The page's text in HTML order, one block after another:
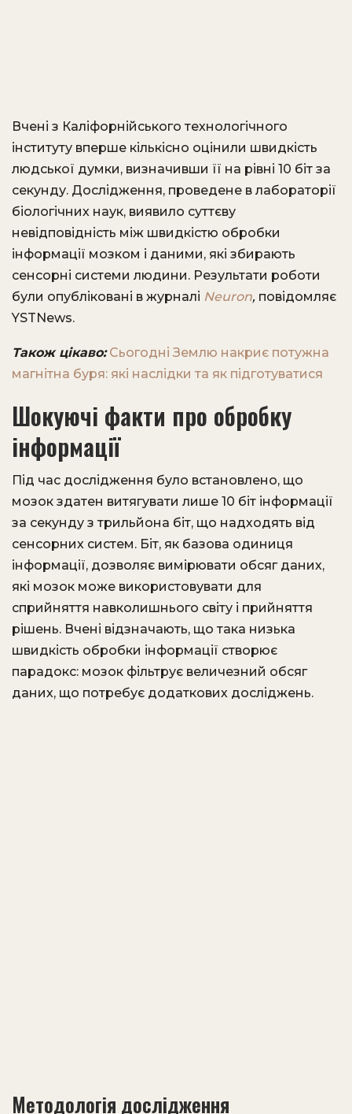
Вчені з Каліфорнійського технологічного
інституту вперше кількісно оцінили швидкість
людської думки, визначивши її на рівні 10 біт за
секунду. Дослідження, проведене в лабораторії
біологічних наук, виявило суттєву
невідповідність між швидкістю обробки
інформації мозком і даними, які збирають
сенсорні системи людини. Результати роботи
були опубліковані в журналі Neuron, повідомляє
YSTNews.
Також цікаво: Сьогодні Землю накриє потужна
магнітна буря: які наслідки та як підготуватися
Шокуючі факти про обробку
інформації
Під час дослідження було встановлено, що
мозок здатен витягувати лише 10 біт інформації
за секунду з трильйона біт, що надходять від
сенсорних систем. Біт, як базова одиниця
інформації, дозволяє вимірювати обсяг даних,
які мозок може використовувати для
сприйняття навколишнього світу і прийняття
рішень. Вчені відзначають, що така низька
швидкість обробки інформації створює
парадокс: мозок фільтрує величезний обсяг
даних, що потребує додаткових досліджень.
Методологія дослідження